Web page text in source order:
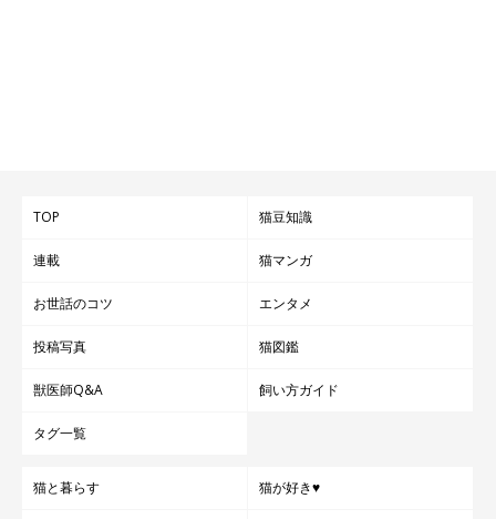
TOP 猫豆知識
連載 猫マンガ
お世話のコツ エンタメ
投稿写真 猫図鑑
獣医師Q&A 飼い方ガイド
タグ一覧
猫と暮らす 猫が好き♥